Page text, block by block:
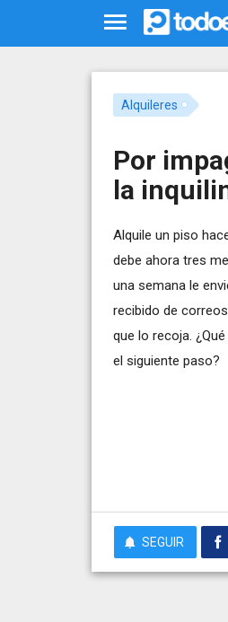
Alquileres
Por
la
Alquile un piso
debe ahora tres
una semana le
recibido de
que lo recoja.
el siguiente paso?
SEGUIR